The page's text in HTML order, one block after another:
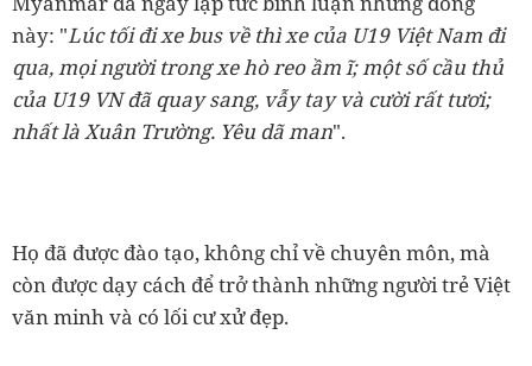
này: "Lúc tối đi xe bus về thì xe của U19 Việt Nam đi
qua, mọi người trong xe hò reo ầm ĩ; một số cầu thủ
của U19 VN đã quay sang, vẫy tay và cười rất tươi;
nhất là Xuân Trường. Yêu dã man".
Họ đã được đào tạo, không chỉ về chuyên môn, mà
còn được dạy cách để trở thành những người trẻ Việt
văn minh và có lối cư xử đẹp.